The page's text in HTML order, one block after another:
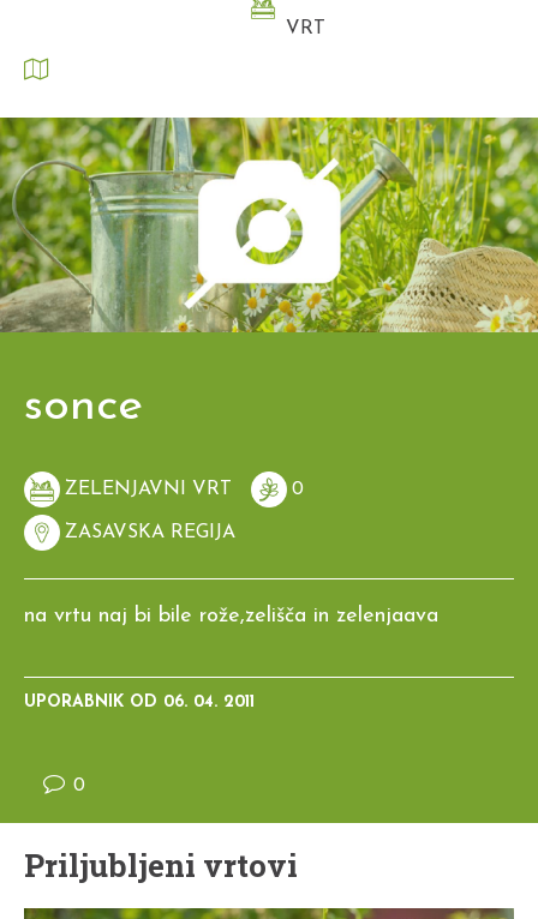
VRT
sonce
ZELENJAVNI VRT 0
ZASAVSKA REGIJA
na vrtu naj bi bile rože,zelišča in zelenjaava
UPORABNIK OD 06. 04. 2011
0
Priljubljeni vrtovi